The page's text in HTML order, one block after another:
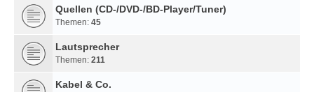
Quellen (CD-/DVD-/BD-Player/Tuner)
Themen: 45
Lautsprecher
Themen: 211
Kabel & Co.